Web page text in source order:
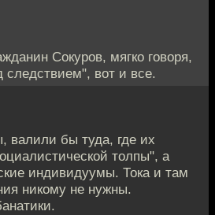
Сокуров, мягко говоря,
вот и все.
валили бы туда, где их
толпы", а
индивидуумы. Тока и там
никому не нужны.